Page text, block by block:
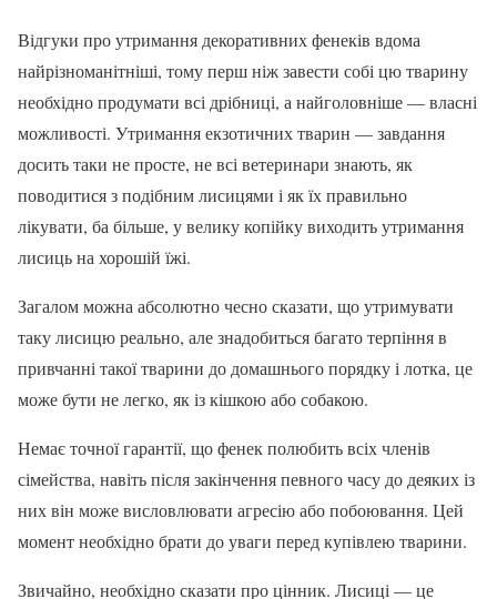
Відгуки про утримання декоративних фенеків вдома
найрізноманітніші, тому перш ніж завести собі цю тварину
необхідно продумати всі дрібниці, а найголовніше — власні
можливості. Утримання екзотичних тварин — завдання
досить таки не просте, не всі ветеринари знають, як
поводитися з подібним лисицями і як їх правильно
лікувати, ба більше, у велику копійку виходить утримання
лисиць на хорошій їжі.
Загалом можна абсолютно чесно сказати, що утримувати
таку лисицю реально, але знадобиться багато терпіння в
привчанні такої тварини до домашнього порядку і лотка, це
може бути не легко, як із кішкою або собакою.
Немає точної гарантії, що фенек полюбить всіх членів
сімейства, навіть після закінчення певного часу до деяких із
них він може висловлювати агресію або побоювання. Цей
момент необхідно брати до уваги перед купівлею тварини.
Звичайно, необхідно сказати про цінник. Лисиці — це